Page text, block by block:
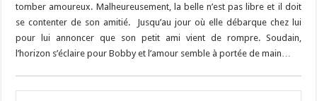
tomber amoureux. Malheureusement, la belle n’est pas libre et il doit
se contenter de son amitié. Jusqu’au jour où elle débarque chez lui
pour lui annoncer que son petit ami vient de rompre. Soudain,
l’horizon s’éclaire pour Bobby et l’amour semble à portée de main…